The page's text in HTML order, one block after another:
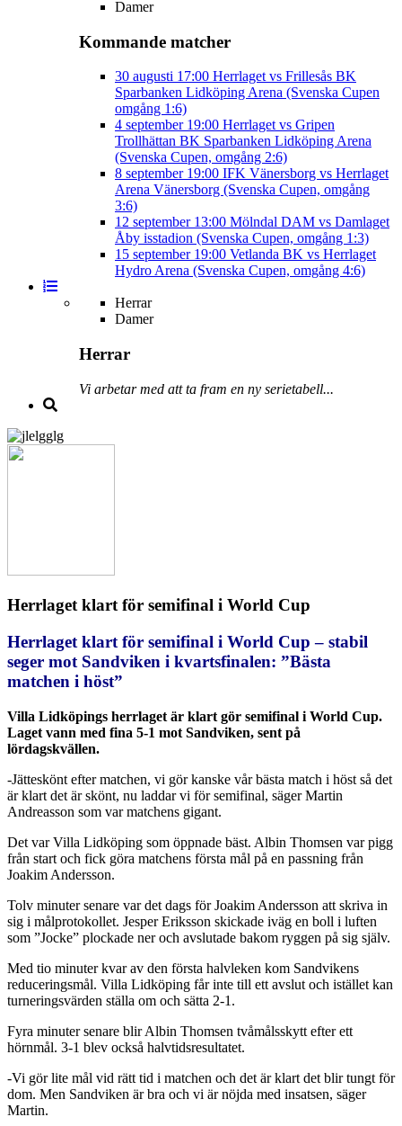
Damer
Kommande matcher
30 augusti 17:00 Herrlaget vs Frillesås BK
Sparbanken Lidköping Arena (Svenska Cupen
omgång 1:6)
4 september 19:00 Herrlaget vs Gripen
Trollhättan BK Sparbanken Lidköping Arena
(Svenska Cupen, omgång 2:6)
8 september 19:00 IFK Vänersborg vs Herrlaget
Arena Vänersborg (Svenska Cupen, omgång
3:6)
12 september 13:00 Mölndal DAM vs Damlaget
Åby isstadion (Svenska Cupen, omgång 1:3)
15 september 19:00 Vetlanda BK vs Herrlaget
Hydro Arena (Svenska Cupen, omgång 4:6)
Herrar
Damer
Herrar
Vi arbetar med att ta fram en ny serietabell...
Herrlaget klart för semifinal i World Cup
Herrlaget klart för semifinal i World Cup – stabil
seger mot Sandviken i kvartsfinalen: ”Bästa
matchen i höst”
Villa Lidköpings herrlaget är klart gör semifinal i World Cup.
Laget vann med fina 5-1 mot Sandviken, sent på
lördagskvällen.
-Jätteskönt efter matchen, vi gör kanske vår bästa match i höst så det
är klart det är skönt, nu laddar vi för semifinal, säger Martin
Andreasson som var matchens gigant.
Det var Villa Lidköping som öppnade bäst. Albin Thomsen var pigg
från start och fick göra matchens första mål på en passning från
Joakim Andersson.
Tolv minuter senare var det dags för Joakim Andersson att skriva in
sig i målprotokollet. Jesper Eriksson skickade iväg en boll i luften
som ”Jocke” plockade ner och avslutade bakom ryggen på sig själv.
Med tio minuter kvar av den första halvleken kom Sandvikens
reduceringsmål. Villa Lidköping får inte till ett avslut och istället kan
turneringsvärden ställa om och sätta 2-1.
Fyra minuter senare blir Albin Thomsen tvåmålsskytt efter ett
hörnmål. 3-1 blev också halvtidsresultatet.
-Vi gör lite mål vid rätt tid i matchen och det är klart det blir tungt för
dom. Men Sandviken är bra och vi är nöjda med insatsen, säger
Martin.